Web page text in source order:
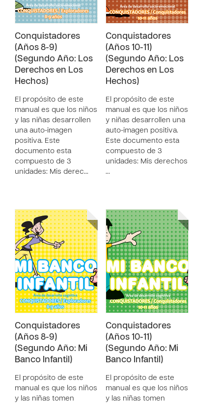
Conquistadores
(Años 8-9)
(Segundo Año: Los
Derechos en Los
Hechos)
El propósito de este
manual es que los niños
y las niñas desarrollen
una auto-imagen
positiva. Este
documento esta
compuesto de 3
unidades: Mis derec…
Conquistadores
(Años 10-11)
(Segundo Año: Los
Derechos en Los
Hechos)
El propósito de este
manual es que los niños
y niñas desarrollen una
auto-imagen positiva.
Este documento esta
compuesto de 3
unidades: Mis derechos
…
Conquistadores
(Años 8-9)
(Segundo Año: Mi
Banco Infantil)
El propósito de este
manual es que los niños
y las niñas tomen
Conquistadores
(Años 10-11)
(Segundo Año: Mi
Banco Infantil)
El propósito de este
manual es que los niños
y las niñas tomen